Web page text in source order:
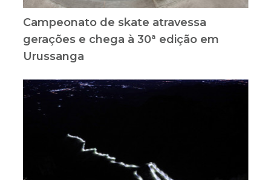
Campeonato de skate atravessa
gerações e chega à 30ª edição em
Urussanga